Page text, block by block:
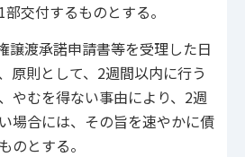
交付するものとする。
譲渡承諾申請書等を受理した日
原則として、2週間以内に行う
やむを得ない事由により、2週
場合には、その旨を速やかに債
のとする。